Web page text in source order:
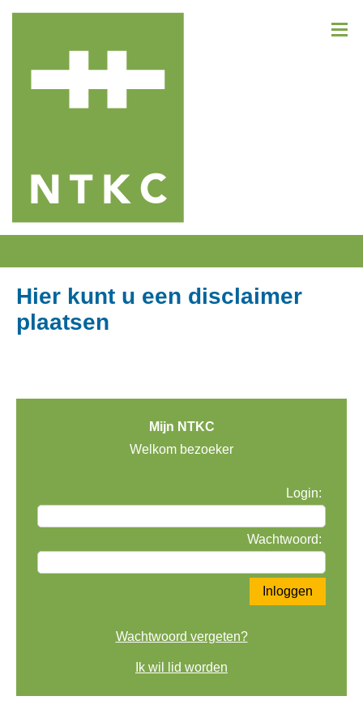
Hier kunt u een disclaimer
plaatsen
Mijn NTKC
Welkom bezoeker
Login:
Wachtwoord:
Wachtwoord vergeten?
Ik wil lid worden